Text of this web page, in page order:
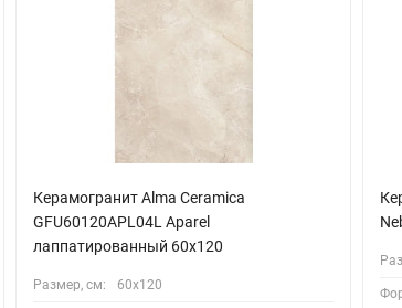
Керамогранит Alma Ceramica
GFU60120APL04L Aparel
лаппатированный 60x120
Размер, см: 60х120